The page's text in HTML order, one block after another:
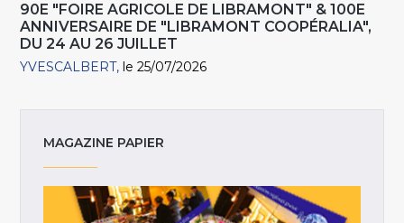
90E "FOIRE AGRICOLE DE LIBRAMONT" & 100E
ANNIVERSAIRE DE "LIBRAMONT COOPÉRALIA",
DU 24 AU 26 JUILLET
YVESCALBERT le 25/07/2026
MAGAZINE PAPIER